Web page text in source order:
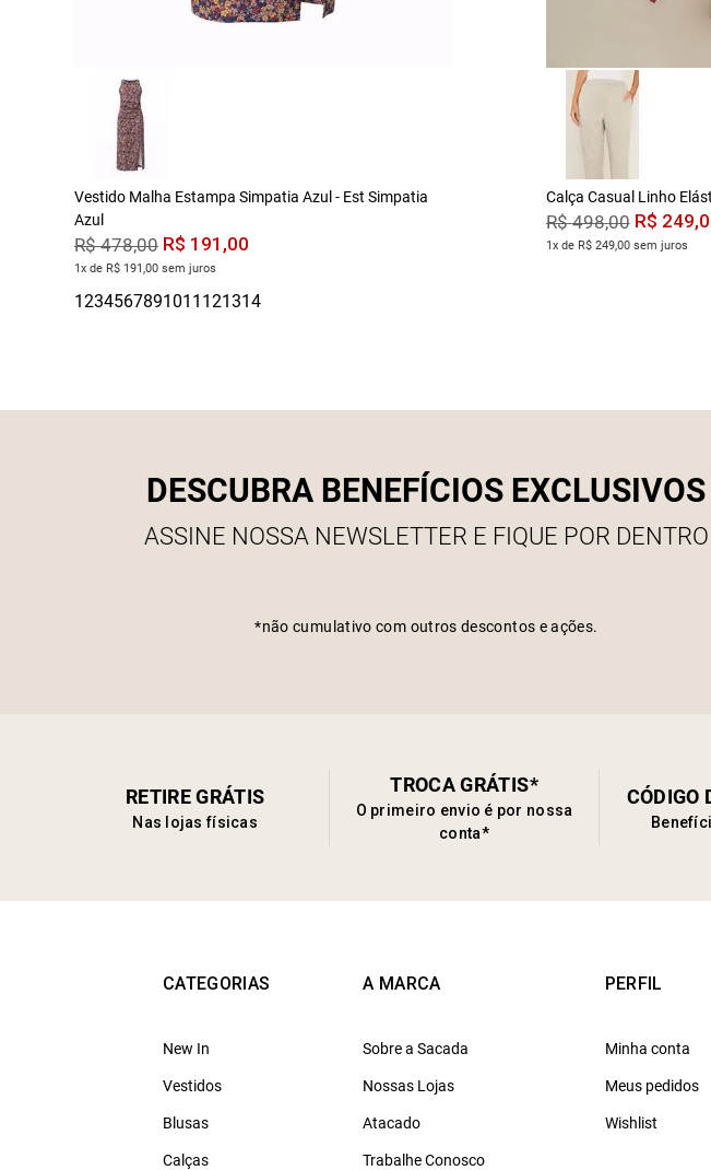
Vestido Malha Estampa Simpatia Azul - Est Simpatia
Azul
R$ 478,00 R$ 191 ,00
1x de R$ 191,00 sem juros
Calça Casual Linho
R$ 498,00 R$ 249,
1x de R$ 249,00 sem juros
DESCUBRA BENEFÍCIOS EXCLUSIVOS
ASSINE NOSSA NEWSLETTER E FIQUE POR DENTRO
*não cumulativo com outros descontos e ações.
RETIRE GRÁTIS
Nas lojas físicas
TROCA GRÁTIS*
O primeiro envio é por nossa
conta*
CÓDIGO
CATEGORIAS
New In
Vestidos
Blusas
Calças
A MARCA
Sobre a Sacada
Nossas Lojas
Atacado
Trabalhe Conosco
PERFIL
Minha conta
Meus pedidos
Wishlist